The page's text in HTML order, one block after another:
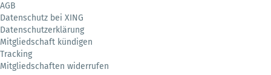
AGB
Datenschutz bei XING
Datenschutzerklärung
Mitgliedschaft kündigen
Tracking
Mitgliedschaften widerrufen